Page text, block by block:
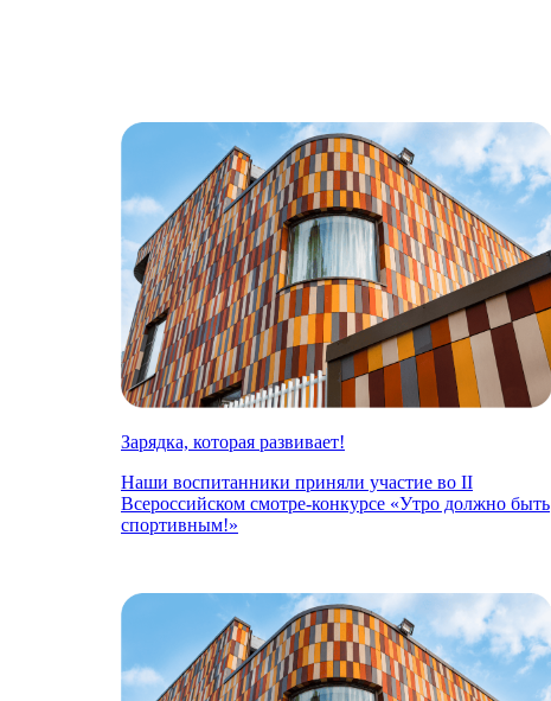
Зарядка, которая развивает!
Наши воспитанники приняли участие во II
Всероссийском смотре-конкурсе «Утро должно быть
спортивным!»